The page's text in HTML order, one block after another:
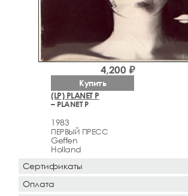
(LP) PLANET P
– PLANET P
1983
ПЕРВЫЙ ПРЕСС
Geffen
Holland
4,200 ₽
Купить
Сертификаты
Оплата